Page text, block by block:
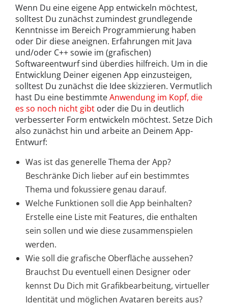
Wenn Du eine eigene App entwickeln möchtest,
solltest Du zunächst zumindest grundlegende
Kenntnisse im Bereich Programmierung haben
oder Dir diese aneignen. Erfahrungen mit Java
und/oder C++ sowie im (grafischen)
Softwareentwurf sind überdies hilfreich. Um in die
Entwicklung Deiner eigenen App einzusteigen,
solltest Du zunächst die Idee skizzieren. Vermutlich
hast Du eine bestimmteAnwendung im Kopf, die
es so noch nicht gibt oder die Du in deutlich
verbesserter Form entwickeln möchtest. Setze Dich
also zunächst hin und arbeite an Deinem App-
Entwurf:
Was ist das generelle Thema der App?
Beschränke Dich lieber auf ein bestimmtes
Thema und fokussiere genau darauf.
Welche Funktionen soll die App beinhalten?
Erstelle eine Liste mit Features, die enthalten
sein sollen und wie diese zusammenspielen
werden.
Wie soll die grafische Oberfläche aussehen?
Brauchst Du eventuell einen Designer oder
kennst Du Dich mit Grafikbearbeitung, virtueller
Identität und möglichen Avataren bereits aus?